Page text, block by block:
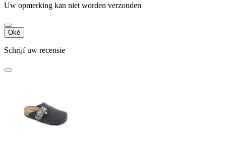
Uw opmerking kan niet worden verzonden
Oké
Schrijf uw recensie